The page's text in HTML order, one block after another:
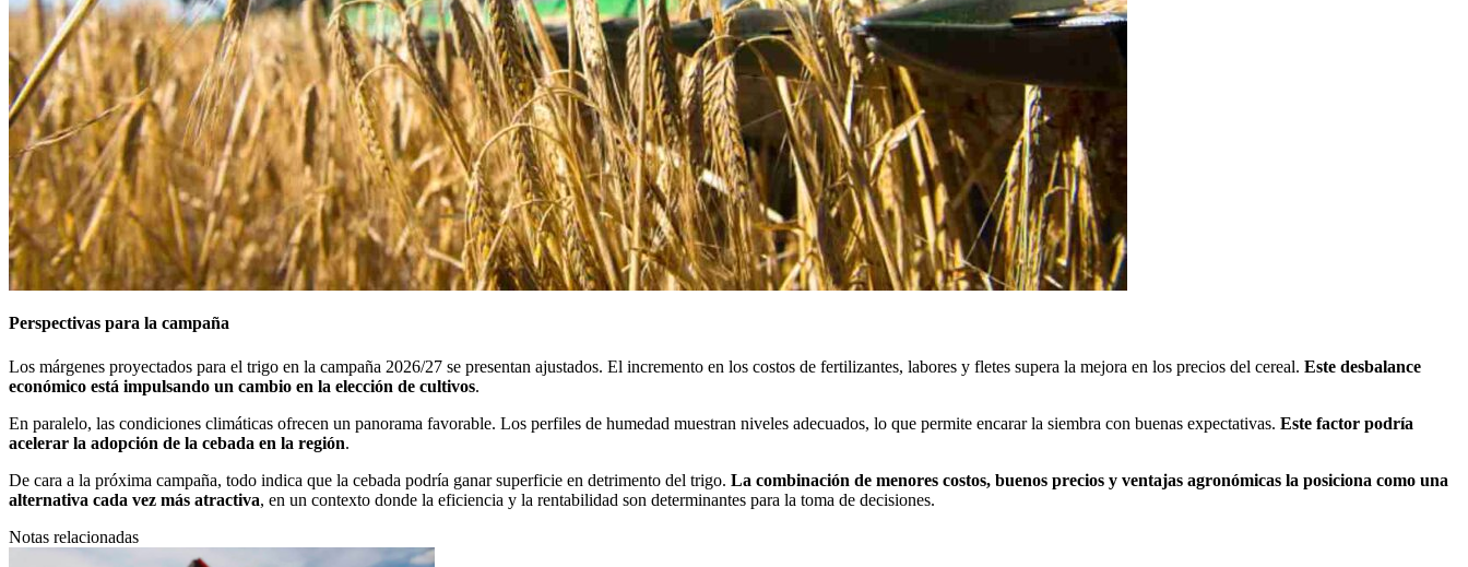
Perspectivas para la campaña
Los márgenes proyectados para el trigo en la campaña 2026/27 se presentan ajustados. El incremento en los costos de fertilizantes, labores y fletes supera la mejora en los precios del cereal. Este desbalance
económico está impulsando un cambio en la elección de cultivos.
En paralelo, las condiciones climáticas ofrecen un panorama favorable. Los perfiles de humedad muestran niveles adecuados, lo que permite encarar la siembra con buenas expectativas. Este factor podría
acelerar la adopción de la cebada en la región.
De cara a la próxima campaña, todo indica que la cebada podría ganar superficie en detrimento del trigo. La combinación de menores costos, buenos precios y ventajas agronómicas la posiciona como una
alternativa cada vez más atractiva, en un contexto donde la eficiencia y la rentabilidad son determinantes para la toma de decisiones.
Notas relacionadas